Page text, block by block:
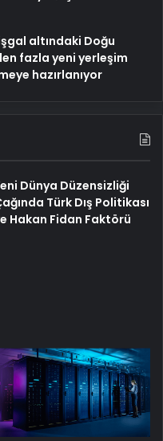
altındaki Doğu
fazla yeni yerleşim
hazırlanıyor
Dünya Düzensizliği
Türk Dış Politikası
Hakan Fidan Faktörü